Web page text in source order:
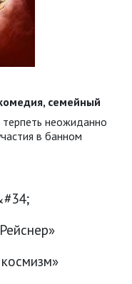
семейный
терпеть неожиданно
в банном